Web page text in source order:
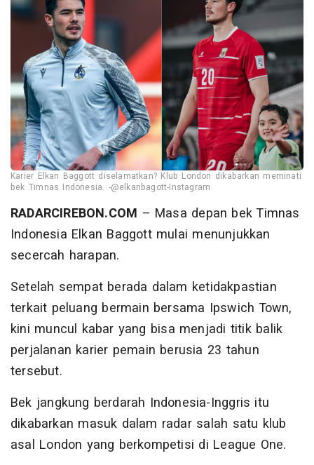
Karier Elkan Baggott diselamatkan? Klub London dikabarkan meminati
bek Timnas Indonesia. -@elkanbagott-Instagram
RADARCIREBON.COM – Masa depan bek Timnas
Indonesia Elkan Baggott mulai menunjukkan
secercah harapan.
Setelah sempat berada dalam ketidakpastian
terkait peluang bermain bersama Ipswich Town,
kini muncul kabar yang bisa menjadi titik balik
perjalanan karier pemain berusia 23 tahun
tersebut.
Bek jangkung berdarah Indonesia-Inggris itu
dikabarkan masuk dalam radar salah satu klub
asal London yang berkompetisi di League One.